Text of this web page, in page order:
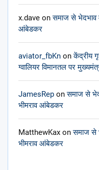
x.dave onसमाज से भेदभाव
आंबेडकर
aviator_fbKn onकेंद्रीय
ग्वालियर विमानतल पर
JamesRep onसमाज से
भीमराव आंबेडकर
MatthewKax onसमाज से
भीमराव आंबेडकर